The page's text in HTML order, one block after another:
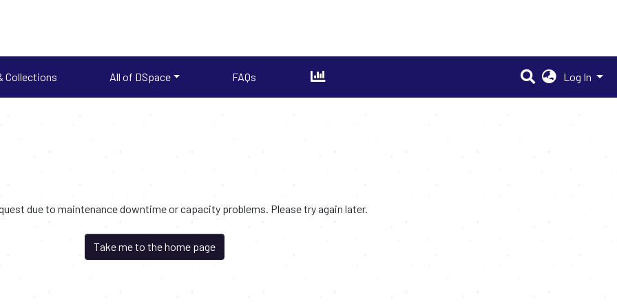
Collections All of DSpace FAQs Log In
due to maintenance downtime or capacity problems. Please try again later.
Take me to the home page